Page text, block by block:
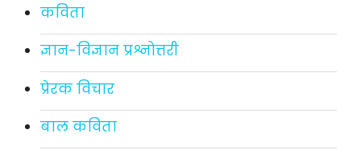
कविता
ज्ञान-विज्ञान प्रश्नोत्तरी
प्रेरक विचार
बाल कविता